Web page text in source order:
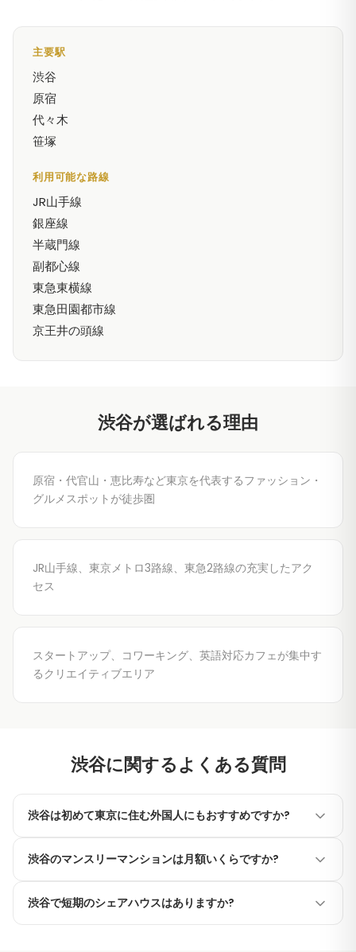
主要駅
渋谷
原宿
代々木
笹塚
利用可能な路線
JR山手線
銀座線
半蔵門線
副都心線
東急東横線
東急田園都市線
京王井の頭線
渋谷が選ばれる理由
原宿・代官山・恵比寿など東京を代表するファッション・
グルメスポットが徒歩圏
JR山手線、東京メトロ3路線、東急2路線の充実したアク
セス
スタートアップ、コワーキング、英語対応カフェが集中す
るクリエイティブエリア
渋谷に関するよくある質問
渋谷は初めて東京に住む外国人にもおすすめですか?
国人向けサービスが集中するエリアです。主要交通の拠点で
渋谷のマンスリーマンションは月額いくらですか?
万円が相場です。渋谷駅からの距離や築年数によって変動し
渋谷で短期のシェアハウスはありますか?